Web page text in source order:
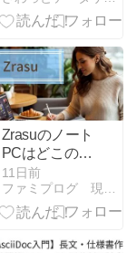
Zrasuのノート
PCはどこの国
のメーカー？
品質と評判を
エンジニアが
11日前